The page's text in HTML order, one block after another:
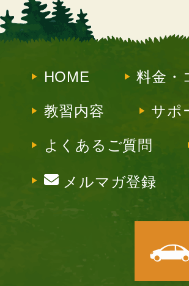
HOME 料金・
教習内容 サポ
よくあるご質問
メルマガ登録